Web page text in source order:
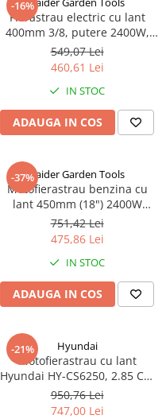
-16%
Fierastrau electric cu lant
400mm 3/8, putere 2400W,
RDP-ECS27"
549,07 Lei
460,61 Lei
IN STOC
ADAUGA IN COS
-37%Raider Garden Tools
Motofierastrau benzina cu
lant 450mm (18") 2400W
.325".058" (1.5mm) 72T RDP-
GCS25
751,42 Lei
475,86 Lei
IN STOC
ADAUGA IN COS
-21% Hyundai
Motofierastrau cu lant
Hyundai HY-CS6250, 2.85 Cp,
lama 50 cm
950,76 Lei
747,00 Lei